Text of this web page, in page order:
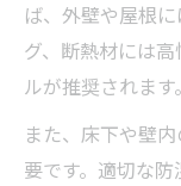
ば、外壁や屋根
グ、断熱材には
ルが推奨されます。
また、床下や壁
要です。適切な